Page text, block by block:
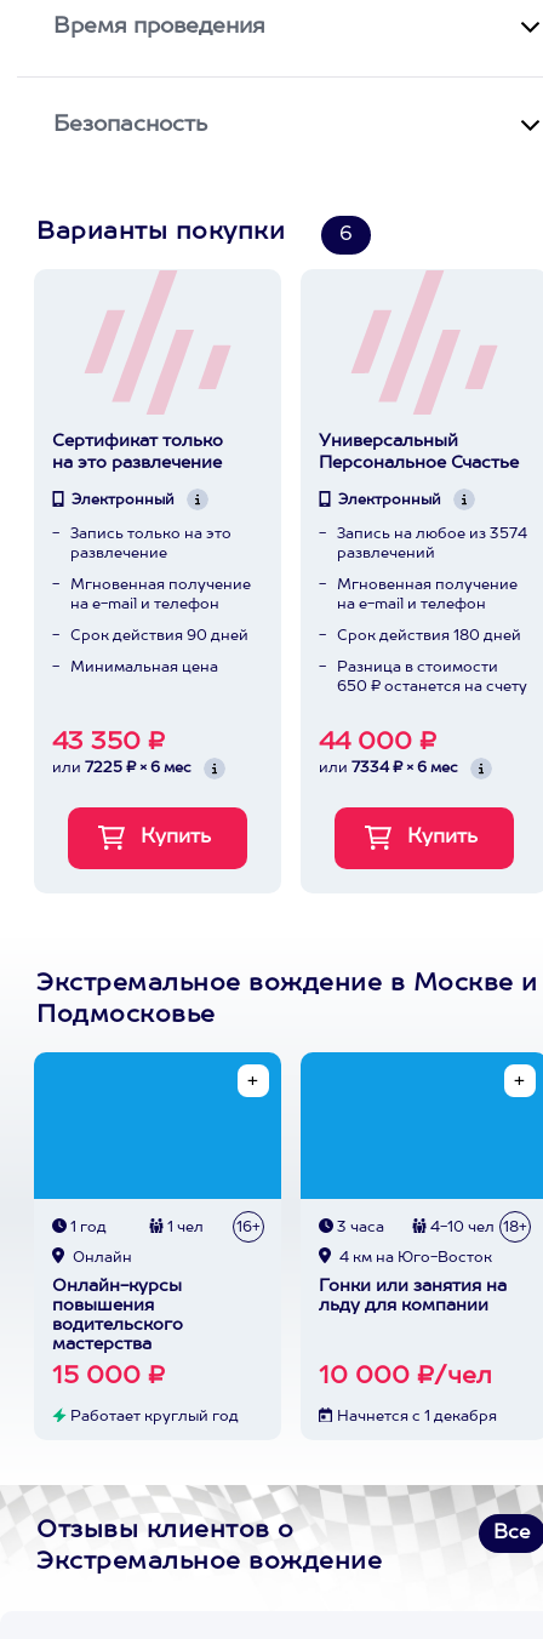
Время проведения
Безопасность
Варианты покупки 6
Сертификат только
на это развлечение
Электронный
Запись только на это
развлечение
Мгновенная получение
на e-mail и телефон
Срок действия 90 дней
Минимальная цена
43 350 ₽
или 7225 ₽ × 6 мес
Универсальный
Персональное Счастье
Электронный
Запись на любое из 3574
развлечений
Мгновенная получение
на e-mail и телефон
Срок действия 180 дней
Разница в стоимости
650 ₽ останется на счету
44 000 ₽
или 7334 ₽ × 6 мес
Экстремальное вождение в Москве и
Подмосковье
1 год 1 чел 16+
Онлайн
Онлайн-курсы
повышения
водительского
мастерства
15 000 ₽
Работает круглый год
3 часа 4-10 чел 18+
4 км на Юго-Восток
Гонки или занятия на
льду для компании
10 000 ₽/чел
Начнется с 1 декабря
Отзывы клиентов о
Экстремальное вождение
Все